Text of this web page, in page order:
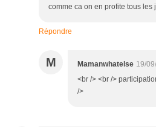
comme ca on en profite tous les
Répondre
M Mamanwhatelse 19/
<br /> <br />
/>